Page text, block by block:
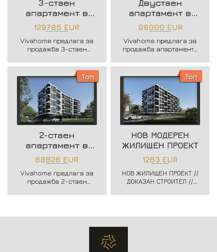
3-стаен
апартамент в
нова жилищна
сграда
129785 EUR
Vivahome предлага за
продажба 3-стаен
жилищна сграда в жк.
Владислав Варненчик.
Двустаен
апартамент в
района на
Възраждане 3
98000 EUR
Vivahome предлага за
продажба апартаменти
бутикова сграда в кв.
Възраждане 3.
Топ
2-стаен
апартамент в
нова жилищна
сграда
88628 EUR
Vivahome предлага за
продажба 2-стаен
жилищна сграда в жк.
Топ
НОВ МОДЕРЕН
ЖИЛИЩЕН ПРОЕКТ
1263 EUR
НОВ ЖИЛИЩЕН ПРОЕКТ //
ДОКАЗАН СТРОИТЕЛ //
СТРОИТЕЛСТВО //